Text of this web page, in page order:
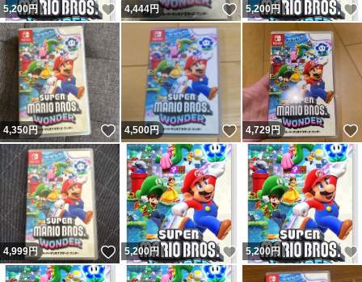
5,200 円 いいね！
4,444円 いいね！
5,200 円
4,350円 いいね！
4,500円 いいね！
4,729円
4,999円 いいね！
5,200 円 いいね！
5,200 円